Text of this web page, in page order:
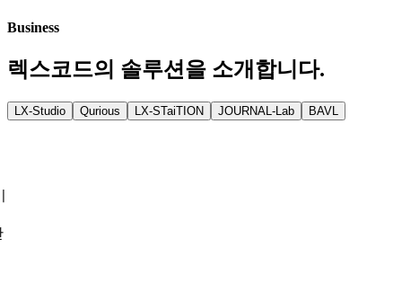
Business
렉스코드의 솔루션을 소개합니다.
LX-Studio Qurious LX-STaiTION JOURNAL-Lab BAVL